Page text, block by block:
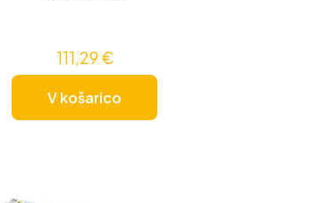
111,29€
V košarico